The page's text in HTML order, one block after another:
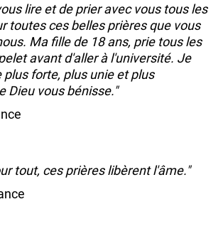
lire et de prier avec vous tous les
toutes ces belles prières que vous
Ma fille de 18 ans, prie tous les
avant d'aller à l'université. Je
forte, plus unie et plus
Dieu vous bénisse."
tout, ces prières libèrent l'âme."